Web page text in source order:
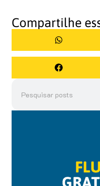
Compartilhe